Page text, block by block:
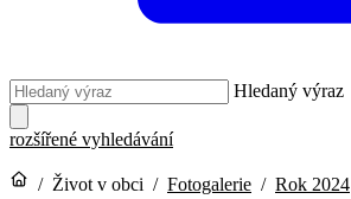
Hledaný výraz
rozšířené vyhledávání
/ Život v obci / Fotogalerie / Rok 2024